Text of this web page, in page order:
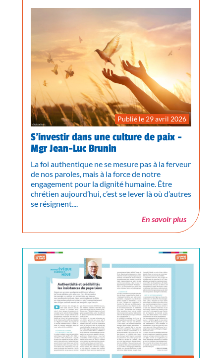
Publié le 29 avril 2026
S’investir dans une culture de paix -
Mgr Jean-Luc Brunin
La foi authentique ne se mesure pas à la ferveur
de nos paroles, mais à la force de notre
engagement pour la dignité humaine. Être
chrétien aujourd’hui, c’est se lever là où d’autres
se résignent....
En savoir plus